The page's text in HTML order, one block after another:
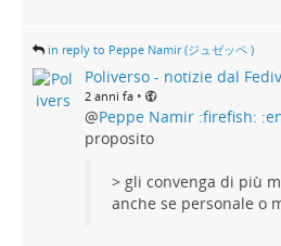
in reply to Peppe Namir (ジュゼッペ )
Poliverso - notizie dal
2 anni fa •
@Peppe Namir :firefish:
proposito
> gli convenga di più
anche se personale o